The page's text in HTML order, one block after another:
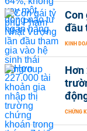
Con
đầu
KINH
Hơn
CHỨNG